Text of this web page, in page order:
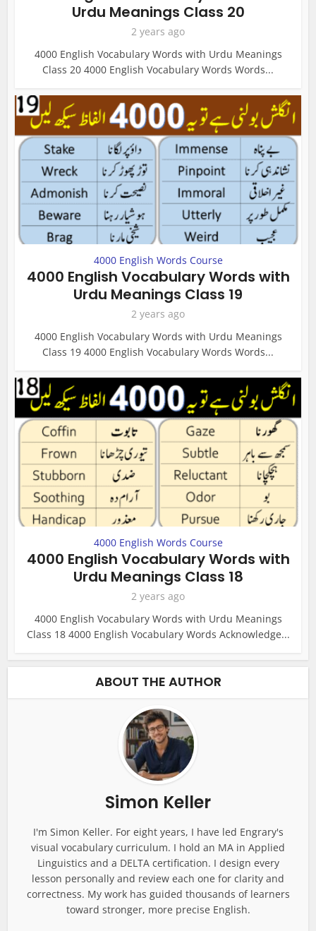
Urdu Meanings Class 20
2 years ago
4000 English Vocabulary Words with Urdu Meanings
Class 20 4000 English Vocabulary Words Words...
4000 English Words Course
4000 English Vocabulary Words with
Urdu Meanings Class 19
2 years ago
4000 English Vocabulary Words with Urdu Meanings
Class 19 4000 English Vocabulary Words Words...
4000 English Words Course
4000 English Vocabulary Words with
Urdu Meanings Class 18
2 years ago
4000 English Vocabulary Words with Urdu Meanings
Class 18 4000 English Vocabulary Words Acknowledge...
ABOUT THE AUTHOR
Simon Keller
I'm Simon Keller. For eight years, I have led Engrary's
visual vocabulary curriculum. I hold an MA in Applied
Linguistics and a DELTA certification. I design every
lesson personally and review each one for clarity and
correctness. My work has guided thousands of learners
toward stronger, more precise English.